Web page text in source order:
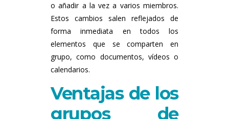
o añadir a la vez a varios miembros.
Estos cambios salen reflejados de
forma inmediata en todos los
elementos que se comparten en
grupo, como documentos, vídeos o
calendarios.
Ventajas de los
grupos de